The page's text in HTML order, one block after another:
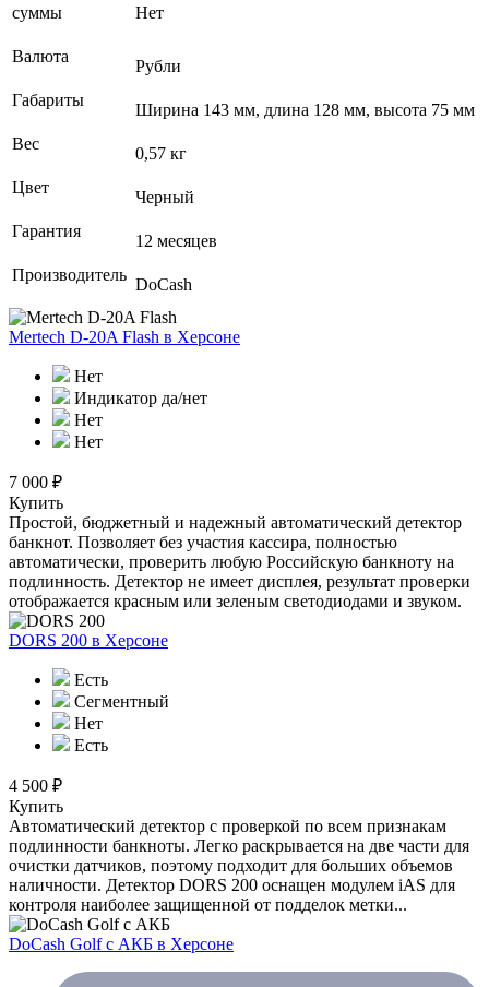
суммы
Нет
Валюта
Рубли
Габариты
Ширина 143 мм, длина 128 мм, высота 75 мм
Вес
0,57 кг
Цвет
Черный
Гарантия
12 месяцев
Производитель
DoCash
Mertech D-20A Flash в Херсоне
Нет
Индикатор да/нет
Нет
Нет
7 000 ₽
Купить
Простой, бюджетный и надежный автоматический детектор
банкнот. Позволяет без участия кассира, полностью
автоматически, проверить любую Российскую банкноту на
подлинность. Детектор не имеет дисплея, результат проверки
отображается красным или зеленым светодиодами и звуком.
DORS 200 в Херсоне
Есть
Сегментный
Нет
Есть
4 500 ₽
Купить
Автоматический детектор с проверкой по всем признакам
подлинности банкноты. Легко раскрывается на две части для
очистки датчиков, поэтому подходит для больших объемов
наличности. Детектор DORS 200 оснащен модулем iAS для
контроля наиболее защищенной от подделок метки...
DoCash Golf с АКБ в Херсоне